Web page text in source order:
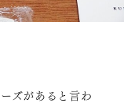
ズがあると言わ